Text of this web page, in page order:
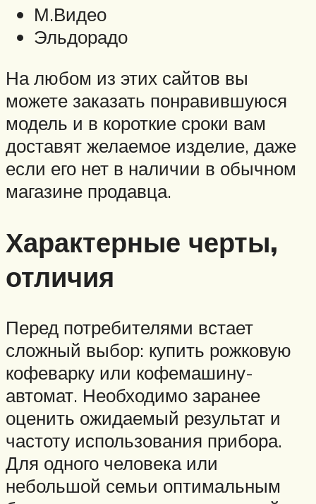
М.Видео
Эльдорадо
На любом из этих сайтов вы
можете заказать понравившуюся
модель и в короткие сроки вам
доставят желаемое изделие, даже
если его нет в наличии в обычном
магазине продавца.
Характерные черты,
отличия
Перед потребителями встает
сложный выбор: купить рожковую
кофеварку или кофемашину-
автомат. Необходимо заранее
оценить ожидаемый результат и
частоту использования прибора.
Для одного человека или
небольшой семьи оптимальным